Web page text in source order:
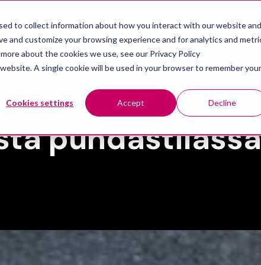
to collect information about how you interact with our website and
and customize your browsing experience and for analytics and
about the cookies we use, see our Privacy Policy
A single cookie will be used in your browser to remember your
Cookies settings Accept Decline
Show submenu for Ratkaisut
PALVELUT
Show submenu for Palvelut
AJANKOHTAISTA YRITYS
puhdastilassa